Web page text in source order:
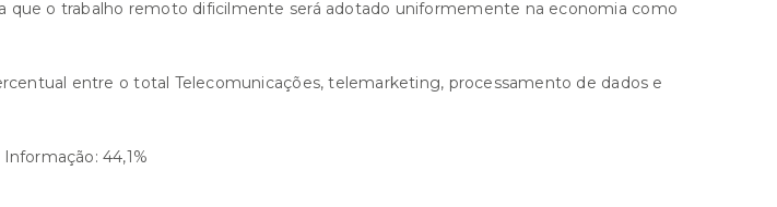
que o trabalho remoto dificilmente será adotado uniformemente na economia como
entre o total Telecomunicações, telemarketing, processamento de dados e
44,1%